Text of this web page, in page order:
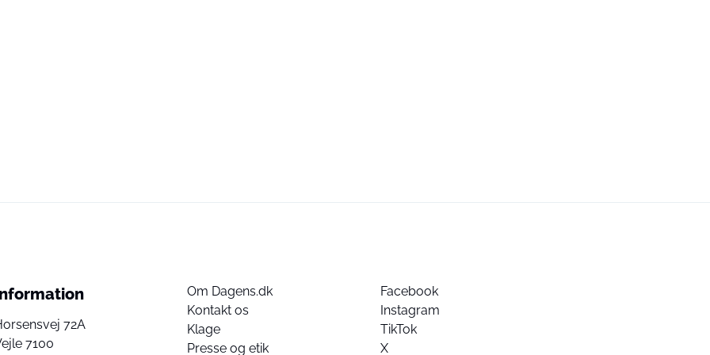
72A
7100
Om Dagens.dk
Kontakt os
Klage
Presse og etik
Facebook
Instagram
TikTok
X